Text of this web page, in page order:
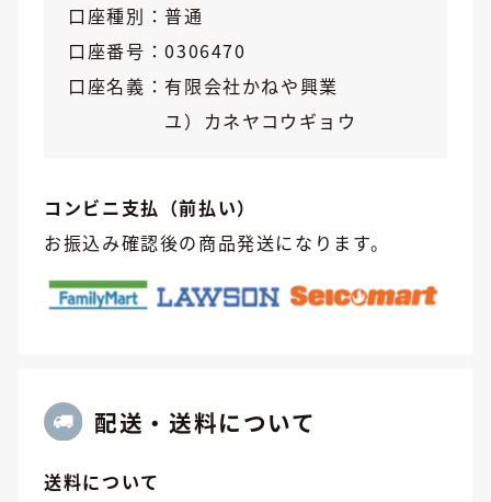
口座種別
普通
口座番号
0306470
口座名義
有限会社かねや興業
ユ）カネヤコウギョウ
コンビニ支払（前払い）
お振込み確認後の商品発送になります。
配送・送料について
送料について